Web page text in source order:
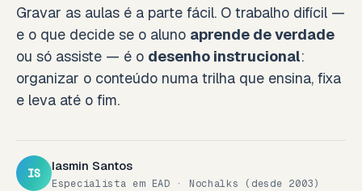
Gravar as aulas é a parte fácil. O trabalho difícil —
e o que decide se o aluno aprende de verdade
ou só assiste — é o desenho instrucional:
organizar o conteúdo numa trilha que ensina, fixa
e leva até o fim.
IS Iasmin Santos
Especialista em EAD · Nochalks (desde 2003)